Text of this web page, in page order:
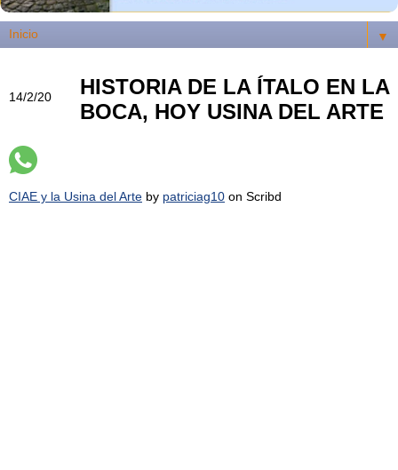
▼
14/2/20
HISTORIA DE LA ÍTALO EN LA
BOCA, HOY USINA DEL ARTE
CIAE y la Usina del Arte by patriciag10 on Scribd